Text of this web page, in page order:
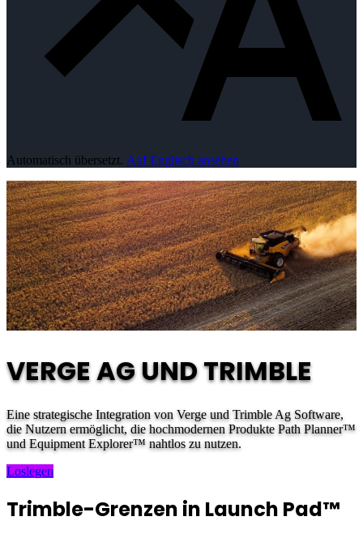
Automatisch übersetzt. Auf Englisch ansehen
VERGE AG UND TRIMBLE
Eine strategische Integration von Verge und Trimble Ag Software,
die Nutzern ermöglicht, die hochmodernen Produkte Path Planner™
und Equipment Explorer™ nahtlos zu nutzen.
Loslegen
Trimble-Grenzen in Launch Pad™